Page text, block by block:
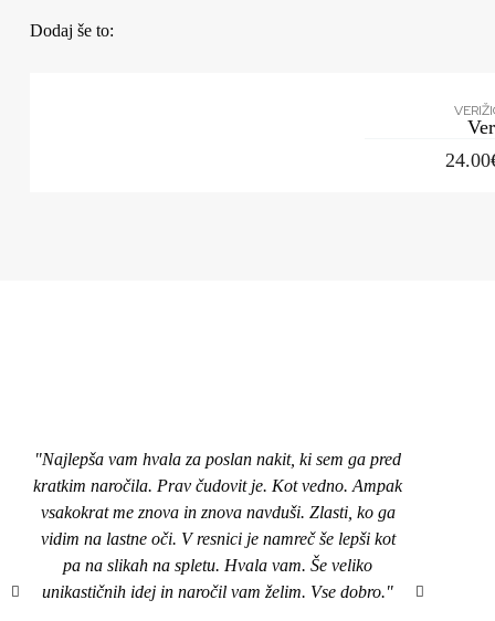
Dodaj še to:
24.00
"Najlepša vam hvala za poslan nakit, ki sem ga pred
kratkim naročila. Prav čudovit je. Kot vedno. Ampak
vsakokrat me znova in znova navduši. Zlasti, ko ga
vidim na lastne oči. V resnici je namreč še lepši kot
pa na slikah na spletu. Hvala vam. Še veliko
unikastičnih idej in naročil vam želim. Vse dobro."